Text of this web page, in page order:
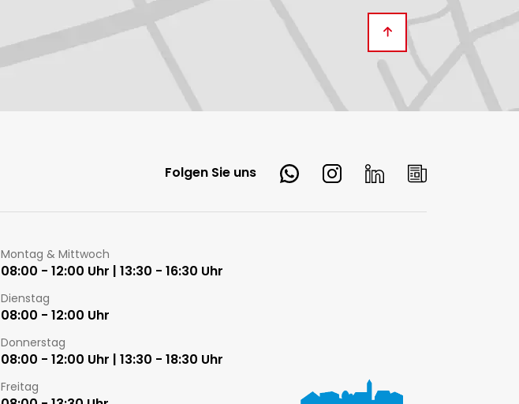
Folgen Sie uns WhatsappInstagram
LinkedInNewsletter
Öffnungszeiten
Montag & Mittwoch
08:00 - 12:00 Uhr | 13:30 - 16:30 Uhr
Dienstag
08:00 - 12:00 Uhr
Donnerstag
08:00 - 12:00 Uhr | 13:30 - 18:30 Uhr
Freitag